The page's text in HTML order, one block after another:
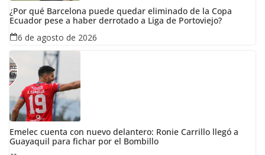
¿Por qué Barcelona puede quedar eliminado de la Copa
Ecuador pese a haber derrotado a Liga de Portoviejo?
6 de agosto de 2026
Emelec cuenta con nuevo delantero: Ronie Carrillo llegó a
Guayaquil para fichar por el Bombillo